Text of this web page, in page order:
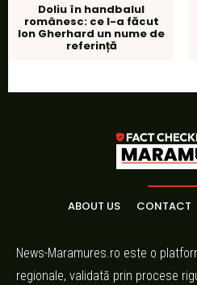
Doliu în handbalul
românesc: ce l-a făcut
Ion Gherhard un nume de
referință
ABOUT US CONTACT
News-Maramures.ro este o
regionale, validată prin procese